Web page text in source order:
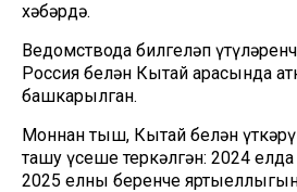
хәбәрдә.
Ведомствода билгеләп
Россия белән Кытай арасында
башкарылган.
Моннан тыш, Кытай белән
ташу үсеше теркәлгән: 2024
2025 елның беренче